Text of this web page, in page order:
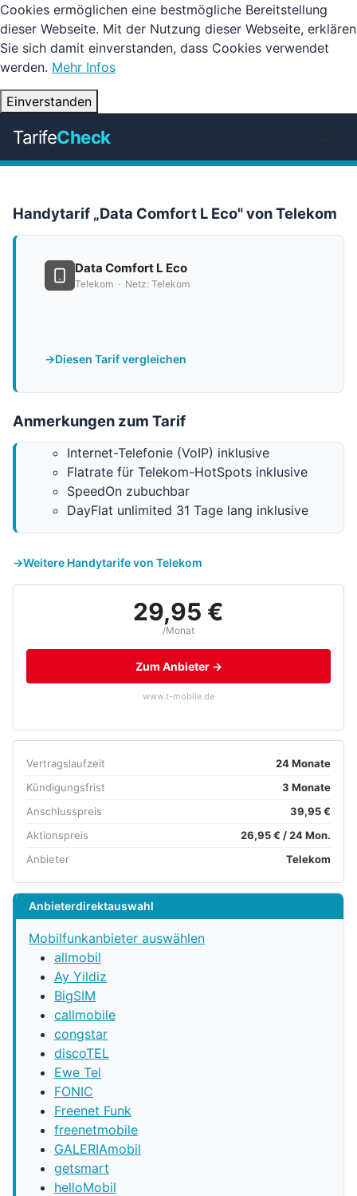
Cookies ermöglichen eine bestmögliche Bereitstellung
dieser Webseite. Mit der Nutzung dieser Webseite, erklären
Sie sich damit einverstanden, dass Cookies verwendet
werden. Mehr Infos
Einverstanden
TarifeCheck
Handytarif „Data Comfort L Eco" von Telekom
Data Comfort L Eco
Telekom · Netz: Telekom
Diesen Tarif vergleichen
Anmerkungen zum Tarif
Internet-Telefonie (VoIP) inklusive
Flatrate für Telekom-HotSpots inklusive
SpeedOn zubuchbar
DayFlat unlimited 31 Tage lang inklusive
Weitere Handytarife von Telekom
29,95 €
/Monat
Zum Anbieter →
www.t-mobile.de
Vertragslaufzeit
24 Monate
Kündigungsfrist
3 Monate
Anschlusspreis
39,95 €
Aktionspreis
26,95 € / 24 Mon.
Anbieter
Telekom
Anbieterdirektauswahl
Mobilfunkanbieter auswählen
allmobil
Ay Yildiz
BigSIM
callmobile
congstar
discoTEL
Ewe Tel
FONIC
Freenet Funk
freenetmobile
GALERIAmobil
getsmart
helloMobil